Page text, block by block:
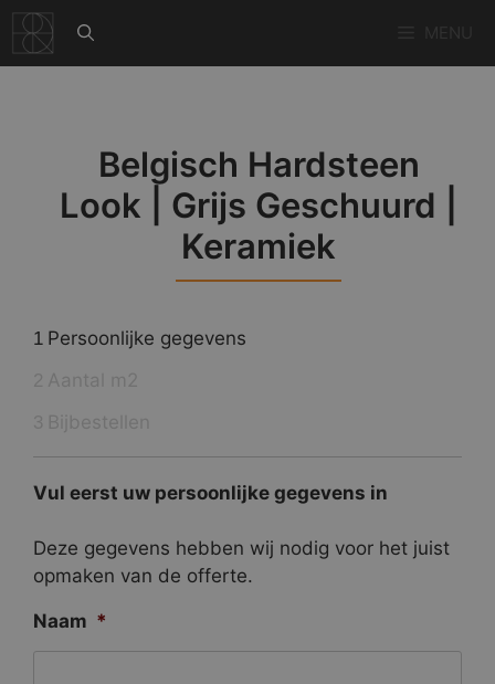
naar
de
Belgisch Hardsteen
Look | Grijs Geschuurd |
Keramiek
1 Persoonlijke gegevens
Vul eerst uw persoonlijke gegevens in
Deze gegevens hebben wij nodig voor het juist
opmaken van de offerte.
Naam *